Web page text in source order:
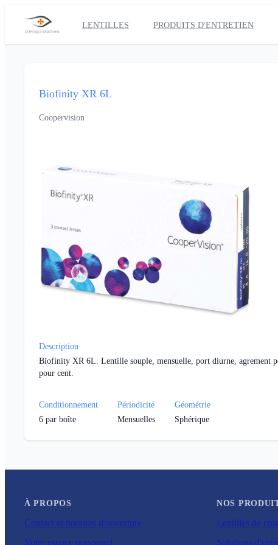
LENTILLES PRODUITS D'ENTRETIEN
Biofinity XR 6L
Coopervision
Description
Biofinity XR 6L. Lentille souple, mensuelle, port diurne, agrement
pour cent.
Conditionnement
6 par boîte
Périodicité
Mensuelles
Géométrie
Sphérique
À PROPOS
Contact et horaires d'ouverture
Votre espace personnel
NOS
Lentilles de
Solutions